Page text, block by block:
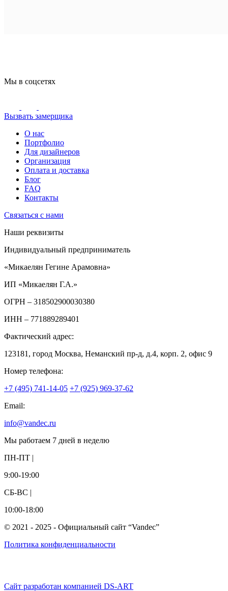
Мы в соцсетях
Вызвать замерщика
О нас
Портфолио
Для дизайнеров
Организация
Оплата и доставка
Блог
FAQ
Контакты
Связаться с нами
Наши реквизиты
Индивидуальный предприниматель
«Микаелян Гегине Арамовна»
ИП «Микаелян Г.А.»
ОГРН – 318502900030380
ИНН – 771889289401
Фактический адрес:
123181, город Москва, Неманский пр-д, д.4, корп. 2, офис 9
Номер телефона:
+7 (495) 741-14-05 +7 (925) 969-37-62
Email:
info@vandec.ru
Мы работаем 7 дней в неделю
ПН-ПТ |
9:00-19:00
СБ-ВС |
10:00-18:00
© 2021 - 2025 - Официальный сайт “Vandec”
Политика конфиденциальности
Сайт разработан компанией DS-ART